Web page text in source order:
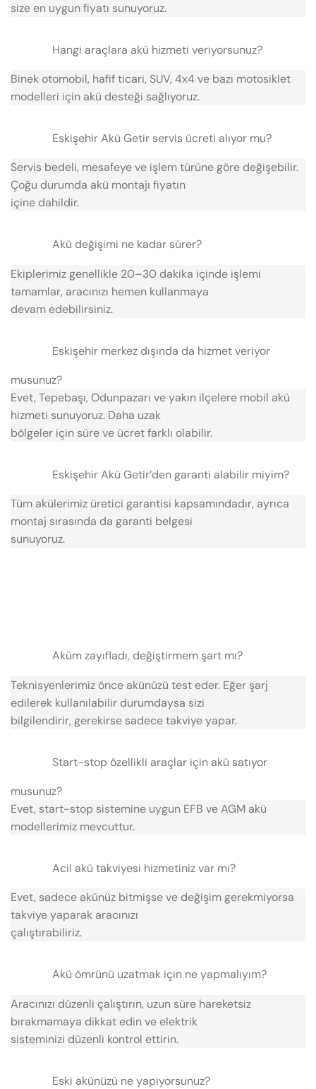
size en uygun fiyatı sunuyoruz.
Hangi araçlara akü hizmeti veriyorsunuz?
Binek otomobil, hafif ticari, SUV, 4x4 ve bazı motosiklet
modelleri için akü desteği sağlıyoruz.
Eskişehir Akü Getir servis ücreti alıyor mu?
Servis bedeli, mesafeye ve işlem türüne göre değişebilir.
Çoğu durumda akü montajı fiyatın
içine dahildir.
Akü değişimi ne kadar sürer?
Ekiplerimiz genellikle 20–30 dakika içinde işlemi
tamamlar, aracınızı hemen kullanmaya
devam edebilirsiniz.
Eskişehir merkez dışında da hizmet veriyor
musunuz?
Evet, Tepebaşı, Odunpazarı ve yakın ilçelere mobil akü
hizmeti sunuyoruz. Daha uzak
bölgeler için süre ve ücret farklı olabilir.
Eskişehir Akü Getir’den garanti alabilir miyim?
Tüm akülerimiz üretici garantisi kapsamındadır, ayrıca
montaj sırasında da garanti belgesi
sunuyoruz.
Aküm zayıfladı, değiştirmem şart mı?
Teknisyenlerimiz önce akünüzü test eder. Eğer şarj
edilerek kullanılabilir durumdaysa sizi
bilgilendirir, gerekirse sadece takviye yapar.
Start-stop özellikli araçlar için akü satıyor
musunuz?
Evet, start-stop sistemine uygun EFB ve AGM akü
modellerimiz mevcuttur.
Acil akü takviyesi hizmetiniz var mı?
Evet, sadece akünüz bitmişse ve değişim gerekmiyorsa
takviye yaparak aracınızı
çalıştırabiliriz.
Akü ömrünü uzatmak için ne yapmalıyım?
Aracınızı düzenli çalıştırın, uzun süre hareketsiz
bırakmamaya dikkat edin ve elektrik
sisteminizi düzenli kontrol ettirin.
Eski akünüzü ne yapıyorsunuz?